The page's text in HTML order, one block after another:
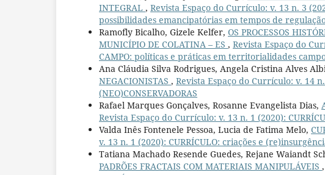
INTEGRAL , Revista Espaço do Currículo: v. 13 n. 3
possibilidades emancipatórias em tempos de
Ramofly Bicalho, Gizele Kelfer, OS PROCESSOS
MUNICÍPIO DE COLATINA – ES , Revista Espaço do
CAMPO: políticas e práticas em territorialidades
Ana Cláudia Silva Rodrigues, Angela Cristina Alves
NEGACIONISTAS , Revista Espaço do Currículo: v. 14 n.
(NEO)CONSERVADORAS
Rafael Marques Gonçalves, Rosanne Evangelista Dias,
Revista Espaço do Currículo: v. 13 n. 1 (2020):
Valda Inês Fontenele Pessoa, Lucia de Fatima Melo,
v. 13 n. 1 (2020): CURRÍCULO: criações e
Tatiana Machado Resende Guedes, Rejane Waiandt
PADRÕES FRACTAIS COM MATERIAIS MANIPULÁVEIS ,